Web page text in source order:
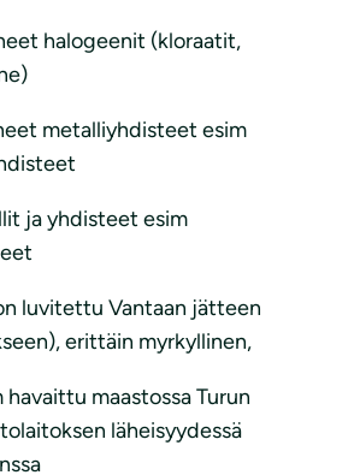
halogeenit (kloraatit,
metalliyhdisteet esim
ja yhdisteet esim
luvitettu Vantaan jätteen
erittäin myrkyllinen,
havaittu maastossa Turun
läheisyydessä